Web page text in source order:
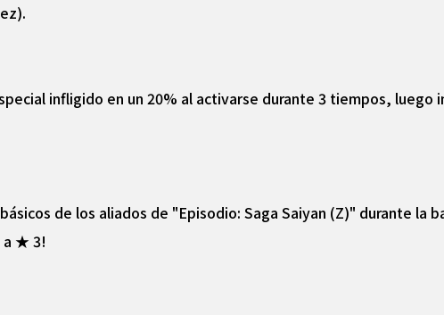
infligido en un 20% al activarse durante 3 tiempos, luego
de los aliados de "Episodio: Saga Saiyan (Z)" durante la
a ★ 3!